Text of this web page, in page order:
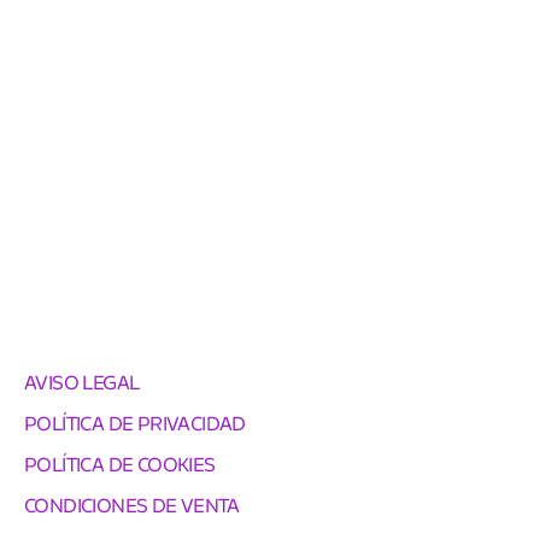
POLÍTICA DE PRIVACIDAD
POLÍTICA DE COOKIES